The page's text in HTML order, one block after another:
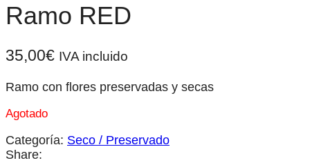
Ramo RED
35,00€ IVA incluido
Ramo con flores preservadas y secas
Agotado
Categoría: Seco / Preservado
Share: